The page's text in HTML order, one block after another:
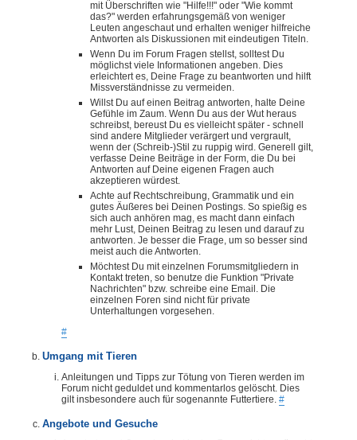
mit Überschriften wie "Hilfe!!!" oder "Wie kommt
das?" werden erfahrungsgemäß von weniger
Leuten angeschaut und erhalten weniger hilfreiche
Antworten als Diskussionen mit eindeutigen Titeln.
Wenn Du im Forum Fragen stellst, solltest Du
möglichst viele Informationen angeben. Dies
erleichtert es, Deine Frage zu beantworten und hilft
Missverständnisse zu vermeiden.
Willst Du auf einen Beitrag antworten, halte Deine
Gefühle im Zaum. Wenn Du aus der Wut heraus
schreibst, bereust Du es vielleicht später - schnell
sind andere Mitglieder verärgert und vergrault,
wenn der (Schreib-)Stil zu ruppig wird. Generell gilt,
verfasse Deine Beiträge in der Form, die Du bei
Antworten auf Deine eigenen Fragen auch
akzeptieren würdest.
Achte auf Rechtschreibung, Grammatik und ein
gutes Äußeres bei Deinen Postings. So spießig es
sich auch anhören mag, es macht dann einfach
mehr Lust, Deinen Beitrag zu lesen und darauf zu
antworten. Je besser die Frage, um so besser sind
meist auch die Antworten.
Möchtest Du mit einzelnen Forumsmitgliedern in
Kontakt treten, so benutze die Funktion "Private
Nachrichten" bzw. schreibe eine Email. Die
einzelnen Foren sind nicht für private
Unterhaltungen vorgesehen.
#
Umgang mit Tieren
Anleitungen und Tipps zur Tötung von Tieren werden im
Forum nicht geduldet und kommentarlos gelöscht. Dies
gilt insbesondere auch für sogenannte Futtertiere. #
Angebote und Gesuche